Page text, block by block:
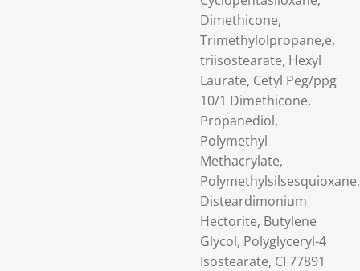
Dimethicone,
Trimethylolpropane,e,
triisostearate, Hexyl
Laurate, Cetyl Peg/ppg
10/1 Dimethicone,
Propanediol,
Polymethyl
Methacrylate,
Polymethylsilsesquioxane,
Disteardimonium
Hectorite, Butylene
Glycol, Polyglyceryl-4
Isostearate, CI 77891